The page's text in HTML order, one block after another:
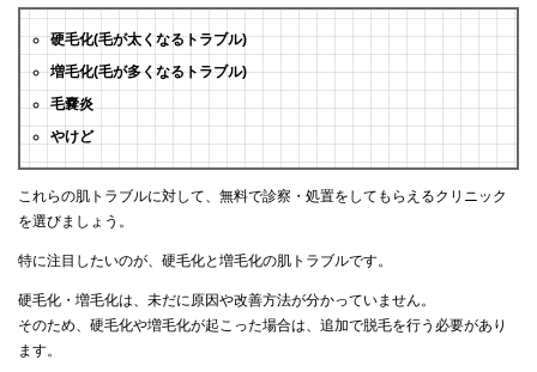
硬毛化(毛が太くなるトラブル)
増毛化(毛が多くなるトラブル)
毛嚢炎
やけど
これらの肌トラブルに対して、無料で診察・処置をしてもらえるクリニック
を選びましょう。
特に注目したいのが、硬毛化と増毛化の肌トラブルです。
硬毛化・増毛化は、未だに原因や改善方法が分かっていません。
そのため、硬毛化や増毛化が起こった場合は、追加で脱毛を行う必要があり
ます。